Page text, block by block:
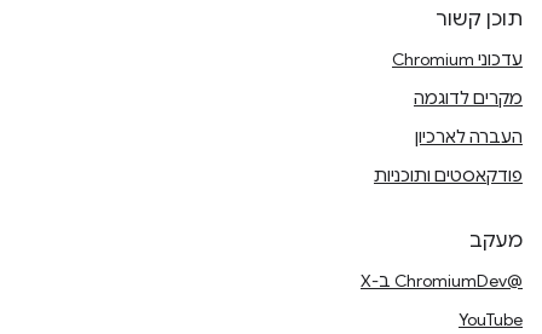
תוכן קשור
עדכוני Chromium
מקרים לדוגמה
העברה לארכיון
פודקאסטים ותוכניות
מעקב
@ChromiumDev ב-X
YouTube